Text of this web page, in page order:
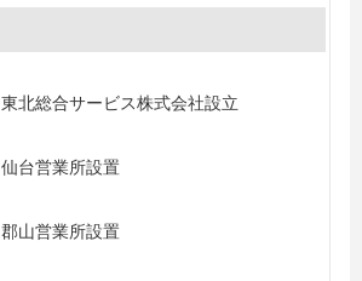
東北総合サービス株式会社設立
仙台営業所設置
郡山営業所設置